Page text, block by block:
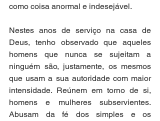
como coisa anormal e indesejável.
Nestes anos de serviço na casa de
Deus, tenho observado que aqueles
homens que nunca se sujeitam a
ninguém são, justamente, os mesmos
que usam a sua autoridade com maior
intensidade. Reúnem em torno de si,
homens e mulheres subservientes.
Abusam da fé dos simples e os